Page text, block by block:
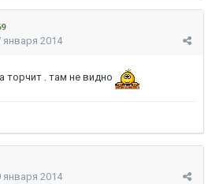
января 2014
торчит . там не видно
января 2014